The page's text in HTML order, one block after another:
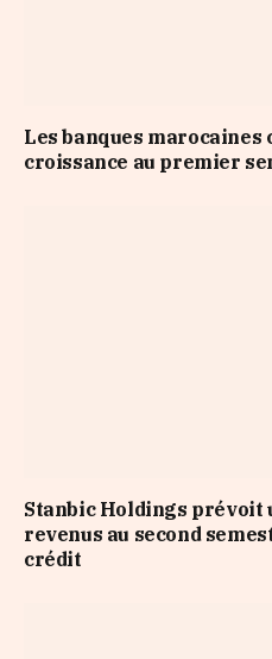
Les banques
croissance au premier
Stanbic Holdings prévoit
revenus au second
crédit